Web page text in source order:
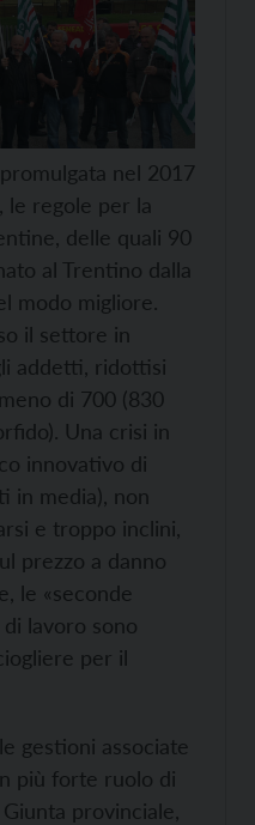
nel 2017
le regole per la
delle quali 90
al Trentino dalla
modo migliore.
il settore in
addetti, ridottisi
di 700 (830
Una crisi in
innovativo di
in media), non
e troppo inclini,
prezzo a danno
le «seconde
lavoro sono
per il
gestioni associate
più forte ruolo di
provinciale,